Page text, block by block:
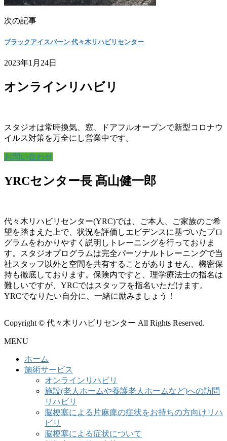
次の記事
ブラックアイスバーン 代々木リハビリセンター
2023年1月24日
オンラインリハビリ
スタジオは常時換気、窓、ドアフルオープンで新型コロナウ
イルス対策を万全にし営業中です。
お問い合わせ
YRCセンター長 髙山健一郎
代々木リハビリセンター(YRC)では、ご本人、ご家族のご希
望を踏まえた上で、状況を評価しエビデンスに基づいたプロ
グラムをわかりやすく説明しトレーニングを行っておりま
す。スタジオプログラムは完全パーソナルトレーニングで当
社スタッフ以外と空間を共有することがありません、機密保
持も徹底しております。保険内ですと、理学療法士の指名は
難しいですが、YRCではスタッフを指名いただけます。
YRCでなりたい自分に、一緒に励みましょう！
Copyright © 代々木リハビリセンター All Rights Reserved.
MENU
ホーム
施術サービス
オンラインリハビリ
施設(老人ホームや養護老人ホームなど)への訪問
リハビリ
脳梗塞による片麻痺の症状をお持ちの方向けリハ
ビリ
脳梗塞による症状について